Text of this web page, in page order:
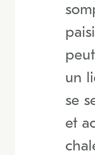
un
se
et